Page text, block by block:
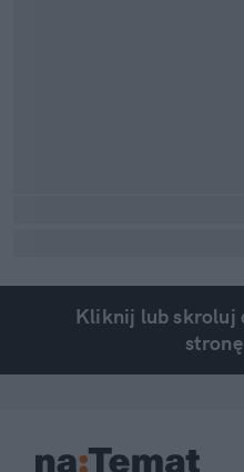
Kliknij lub skroluj